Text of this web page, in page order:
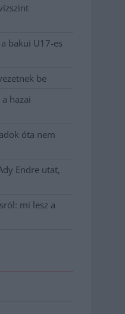
bakui U17-es
be
hazai
óta nem
Endre utat,
mi lesz a